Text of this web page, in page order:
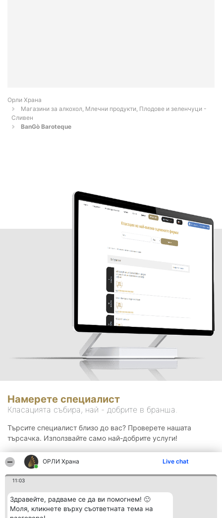
ОРЛИ Храна Live chat
11:03
Здравейте, радваме се да ви помогнем! 🙂
Моля, кликнете върху съответната тема на
Орли Храна
Магазини за алкохол, Млечни продукти, Плодове и зеленчуци -
Сливен
BanGò Baroteque
Намерете специалист
Класацията събира, най - добрите в бранша.
Търсите специалист близо до вас? Проверете нашата
търсачка. Използвайте само най-добрите услуги!